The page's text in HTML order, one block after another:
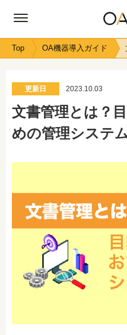
Top OA機器導入ガイド
更新日 2023.10.03
文書管理とは？
めの管理システ